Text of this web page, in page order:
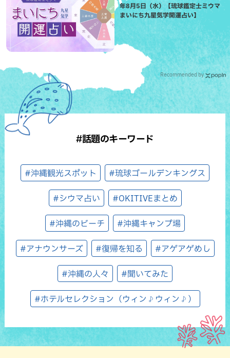
年8月5日（水）【琉球鑑定士ミウマ
まいにち九星気学開運占い】
Recommended by
#話題のキーワード
#沖縄観光スポット #琉球ゴールデンキングス
#シウマ占い #OKITIVEまとめ
#沖縄のビーチ #沖縄キャンプ場
#アナウンサーズ #復帰を知る #アゲアゲめし
#沖縄の人々 #聞いてみた
#ホテルセレクション（ウィン♪ウィン♪）